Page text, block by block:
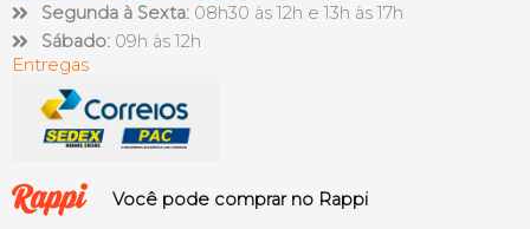
Segunda à Sexta: 08h30 às 12h e 13h às 17h
Sábado: 09h às 12h
Entregas
Você pode comprar no Rappi